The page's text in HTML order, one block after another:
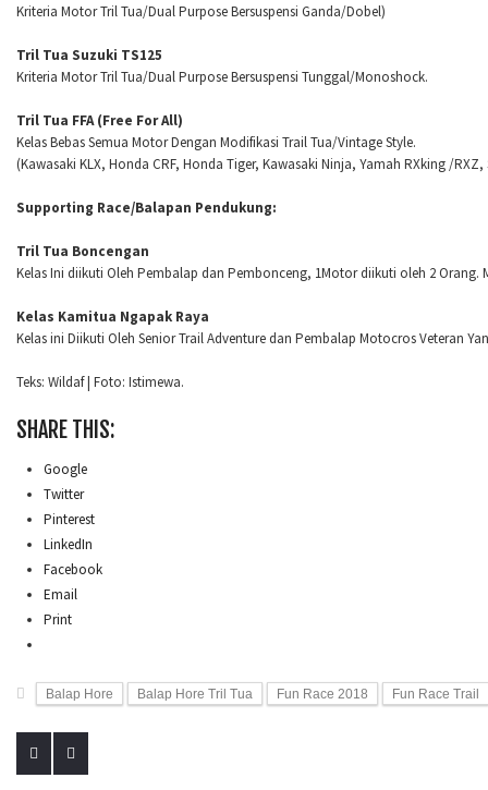
Kriteria Motor Tril Tua/Dual Purpose Bersuspensi Ganda/Dobel)
Tril Tua Suzuki TS125
Kriteria Motor Tril Tua/Dual Purpose Bersuspensi Tunggal/Monoshock.
Tril Tua FFA (Free For All)
Kelas Bebas Semua Motor Dengan Modifikasi Trail Tua/Vintage Style.
(Kawasaki KLX, Honda CRF, Honda Tiger, Kawasaki Ninja, Yamah RXking /
Supporting Race/Balapan Pendukung:
Tril Tua Boncengan
Kelas Ini diikuti Oleh Pembalap dan Pembonceng, 1Motor diikuti oleh 2 Orang.
Kelas Kamitua Ngapak Raya
Kelas ini Diikuti Oleh Senior Trail Adventure dan Pembalap Motocros Veteran
Teks: Wildaf | Foto: Istimewa.
SHARE THIS:
Google
Twitter
Pinterest
LinkedIn
Facebook
Email
Print
Balap Hore Balap Hore Tril Tua Fun Race 2018 Fun Race Trail